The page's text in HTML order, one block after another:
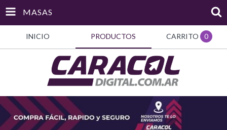
MASAS
INICIO PRODUCTOS CARRITO 0